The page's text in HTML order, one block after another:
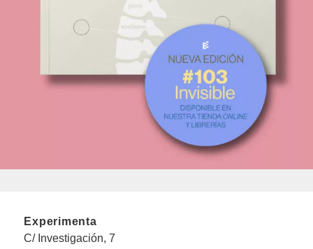
Experimenta
C/ Investigación, 7